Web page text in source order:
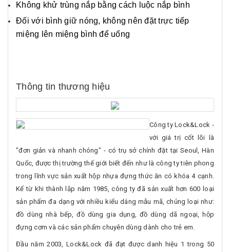
Không khử trùng nắp bằng cách luộc nắp bình
Đối với bình giữ nóng, không nên đặt trực tiếp
miệng lên miệng bình để uống
Thông tin thương hiệu
Công ty Lock&Lock -
với giá trị cốt lõi là
"đơn giản và nhanh chóng" - có trụ sở chính đặt tại Seoul, Hàn
Quốc, được thị trường thế giới biết đến như là công ty tiên phong
trong lĩnh vực sản xuất hộp nhựa đựng thức ăn có khóa 4 cạnh.
Kể từ khi thành lập năm 1985, công ty đã sản xuất hơn 600 loại
sản phẩm đa dạng với nhiều kiểu dáng mẫu mã, chủng loại như:
đồ dùng nhà bếp, đồ dùng gia dụng, đồ dùng dã ngoại, hộp
đựng cơm và các sản phẩm chuyên dùng dành cho trẻ em.
Đầu năm 2003, Lock&Lock đã đạt được danh hiệu 1 trong 50